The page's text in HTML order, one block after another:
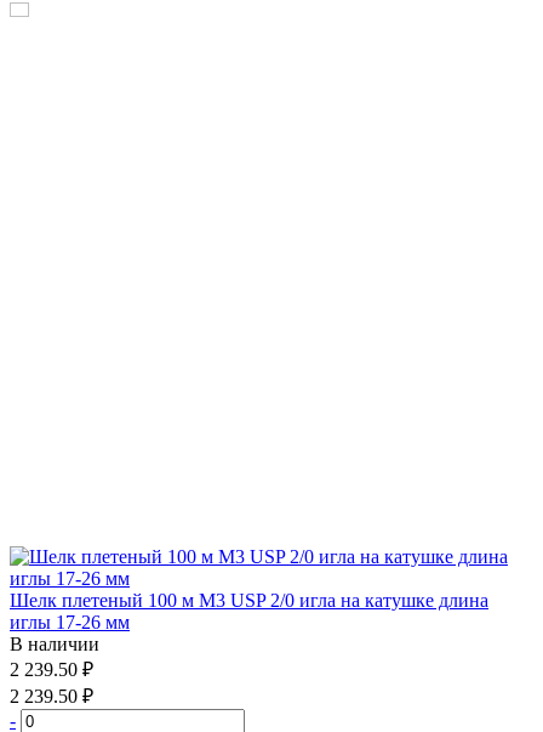
Шелк плетеный 100 м М3 USP 2/0 игла на катушке длина
иглы 17-26 мм
В наличии
2 239.50 ₽
2 239.50 ₽
-